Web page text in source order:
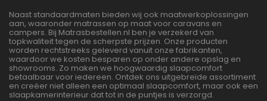
Naast standaardmaten bieden wij ook maatwerkoplossingen
aan, waaronder matrassen op maat voor caravans en
campers. Bij Matrasbestellen.nl ben je verzekerd van
topkwaliteit tegen de scherpste prijzen. Onze producten
worden rechtstreeks geleverd vanuit onze fabrikanten,
waardoor we kosten besparen op onder andere opslag en
showrooms. Zo maken we hoogwaardig slaapcomfort
betaalbaar voor iedereen. Ontdek ons uitgebreide assortiment
en creëer niet alleen een optimaal slaapcomfort, maar ook een
slaapkamerinterieur dat tot in de puntjes is verzorgd.